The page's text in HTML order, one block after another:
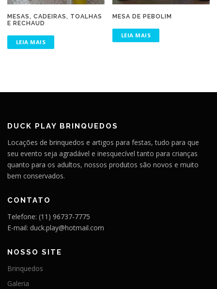
MESAS, CADEIRAS, TOALHAS
E RECHAUD
LEIA MAIS
MESA DE PEBOLIM
LEIA MAIS
DUCK PLAY BRINQUEDOS
Locações de brinquedos e artigos para festas, tudo para que
seu evento seja agradável e inesquecível tanto para crianças
quanto para os adultos, nossos produtos são novos e muito
bem conservados.
CONTATO
Telefone: (11) 96737-7775
E-mail: duck.play@hotmail.com
NOSSO SITE
Brinquedos
Galeria